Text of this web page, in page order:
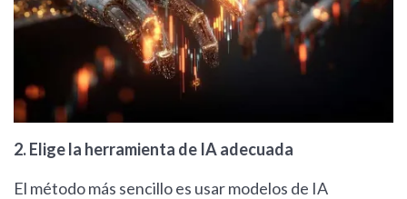
2. Elige la herramienta de IA adecuada
El método más sencillo es usar modelos de IA